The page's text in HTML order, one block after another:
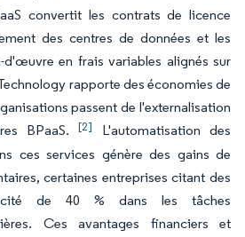
convertit les contrats de licence
des centres de données et les
d'œuvre en frais variables alignés sur
rapporte des économies de
passent de l'externalisation
BPaaS.[2]
L'automatisation des
ces services génère des gains de
certaines entreprises citant des
de 40 % dans les tâches
Ces avantages financiers et